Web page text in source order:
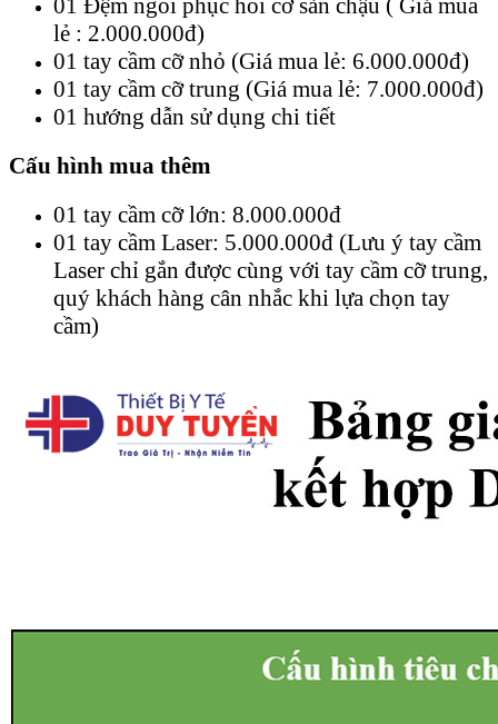
01 Đệm ngồi phục hồi cơ sàn chậu ( Giá mua
lẻ : 2.000.000đ)
01 tay cầm cỡ nhỏ (Giá mua lẻ: 6.000.000đ)
01 tay cầm cỡ trung (Giá mua lẻ: 7.000.000đ)
01 hướng dẫn sử dụng chi tiết
Cấu hình mua thêm
01 tay cầm cỡ lớn: 8.000.000đ
01 tay cầm Laser: 5.000.000đ (Lưu ý tay cầm
Laser chỉ gắn được cùng với tay cầm cỡ trung,
quý khách hàng cân nhắc khi lựa chọn tay
cầm)